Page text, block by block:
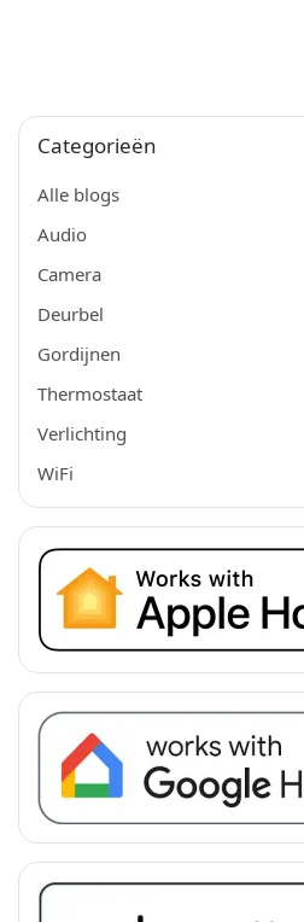
Categorieën
Alle blogs
Audio
Camera
Deurbel
Gordijnen
Thermostaat
Verlichting
WiFi